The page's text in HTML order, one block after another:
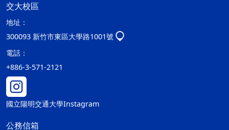
交大校區
地址：
300093 新竹市東區大學路1001號
電話：
+886-3-571-2121
國立陽明交通大學Instagram
公務信箱